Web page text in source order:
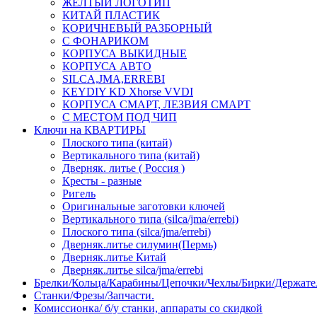
ЖЕЛТЫЙ ЛОГОТИП
КИТАЙ ПЛАСТИК
КОРИЧНЕВЫЙ РАЗБОРНЫЙ
С ФОНАРИКОМ
КОРПУСА ВЫКИДНЫЕ
КОРПУСА АВТО
SILCA,JMA,ERREBI
KEYDIY KD Xhorse VVDI
КОРПУСА СМАРТ, ЛЕЗВИЯ СМАРТ
С МЕСТОМ ПОД ЧИП
Ключи на КВАРТИРЫ
Плоского типа (китай)
Вертикального типа (китай)
Дверняк. литье ( Россия )
Кресты - разные
Ригель
Оригинальные заготовки ключей
Вертикального типа (silca/jma/errebi)
Плоского типа (silca/jma/errebi)
Дверняк.литье силумин(Пермь)
Дверняк.литье Китай
Дверняк.литье silca/jma/errebi
Брелки/Кольца/Карабины/Цепочки/Чехлы/Бирки/
Станки/Фрезы/Запчасти.
Комиссионка/ б/у станки, аппараты со скидкой